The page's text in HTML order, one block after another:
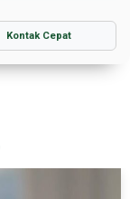
Kontak Cepat